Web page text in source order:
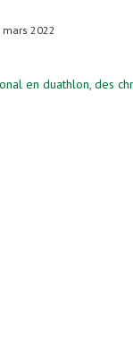
2022
en duathlon, des